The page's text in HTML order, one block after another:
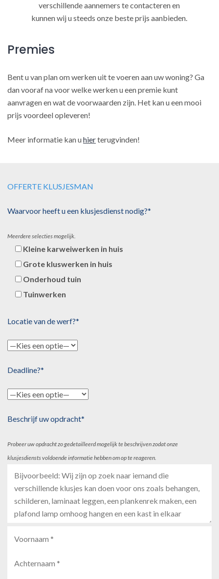
verschillende aannemers te contacteren en
kunnen wij u steeds onze beste prijs aanbieden.
Premies
Bent u van plan om werken uit te voeren aan uw woning? Ga
dan vooraf na voor welke werken u een premie kunt
aanvragen en wat de voorwaarden zijn. Het kan u een mooi
prijs voordeel opleveren!
Meer informatie kan uhierterugvinden!
OFFERTE KLUSJESMAN
Waarvoor heeft u een klusjesdienst nodig?*
Meerdere selecties mogelijk.
Kleine karweiwerken in huis
Grote kluswerken in huis
Onderhoud tuin
Tuinwerken
Locatie van de werf?*
Deadline?*
Beschrijf uw opdracht*
Probeer uw opdracht zo gedetailleerd mogelijk te beschrijven zodat onze
klusjesdiensts voldoende informatie hebben om op te reageren.